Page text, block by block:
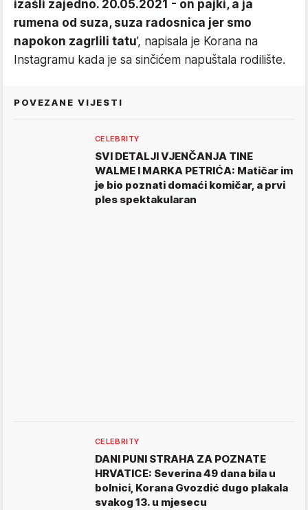
izašli zajedno. 20.05.2021 - on pajki, a ja
rumena od suza, suza radosnica jer smo
napokon zagrlili tatu’, napisala je Korana na
Instagramu kada je sa sinčićem napuštala rodilište.
POVEZANE VIJESTI
CELEBRITY
SVI DETALJI VJENČANJA TINE
WALME I MARKA PETRIĆA: Matičar im
je bio poznati domaći komičar, a prvi
ples spektakularan
CELEBRITY
DANI PUNI STRAHA ZA POZNATE
HRVATICE: Severina 49 dana bila u
bolnici, Korana Gvozdić dugo plakala
svakog 13. u mjesecu